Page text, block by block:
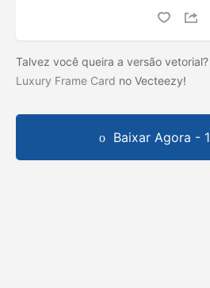
Talvez você queira a versão
Luxury Frame Card no Vecteezy!
Baixar Agora -